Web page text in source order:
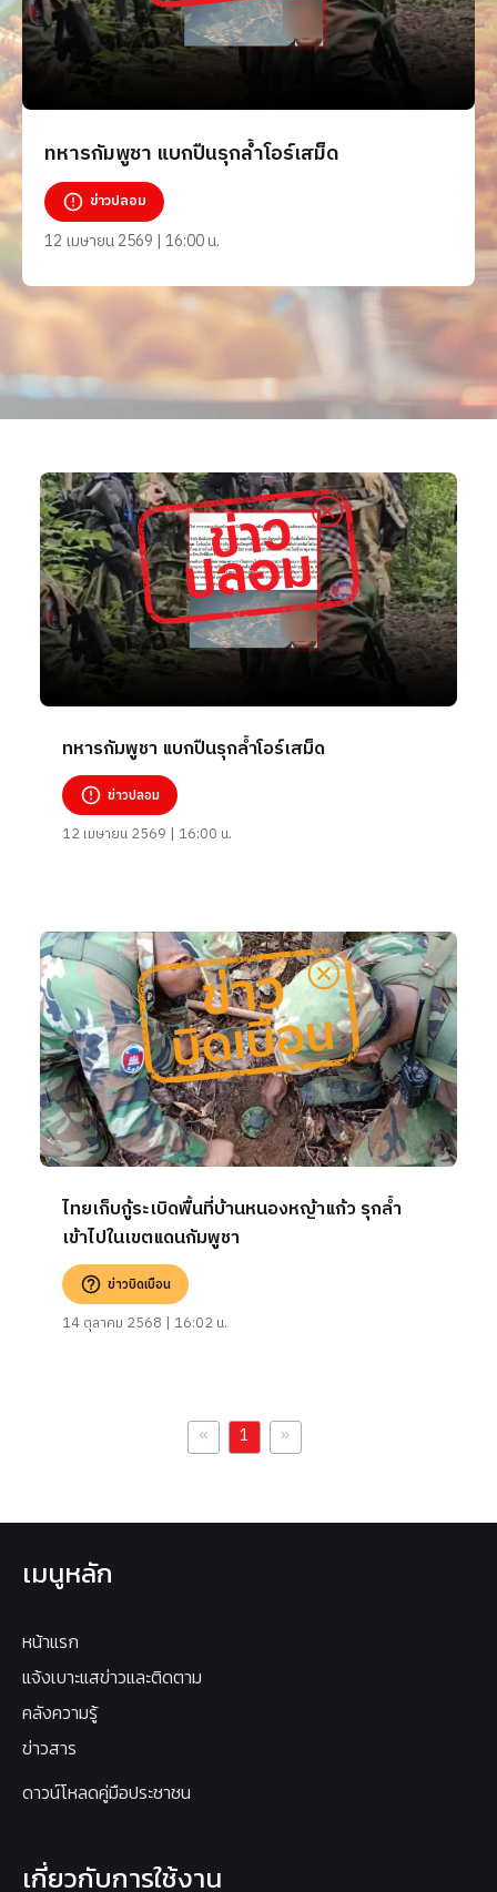
ทหารกัมพูชา แบกปืนรุกล้ำโอร์เสม็ด
ข่าวปลอม
12 เมษายน 2569 | 16:00 น.
ทหารกัมพูชา แบกปืนรุกล้ำโอร์เสม็ด
ข่าวปลอม
12 เมษายน 2569 | 16:00 น.
ไทยเก็บกู้ระเบิดพื้นที่บ้านหนองหญ้าแก้ว รุกล้ำ
เข้าไปในเขตแดนกัมพูชา
ข่าวบิดเบือน
14 ตุลาคม 2568 | 16:02 น.
« 1 »
เมนูหลัก
หน้าแรก
แจ้งเบาะแสข่าวและติดตาม
คลังความรู้
ข่าวสาร
ดาวน์โหลดคู่มือประชาชน
เกี่ยวกับการใช้งาน